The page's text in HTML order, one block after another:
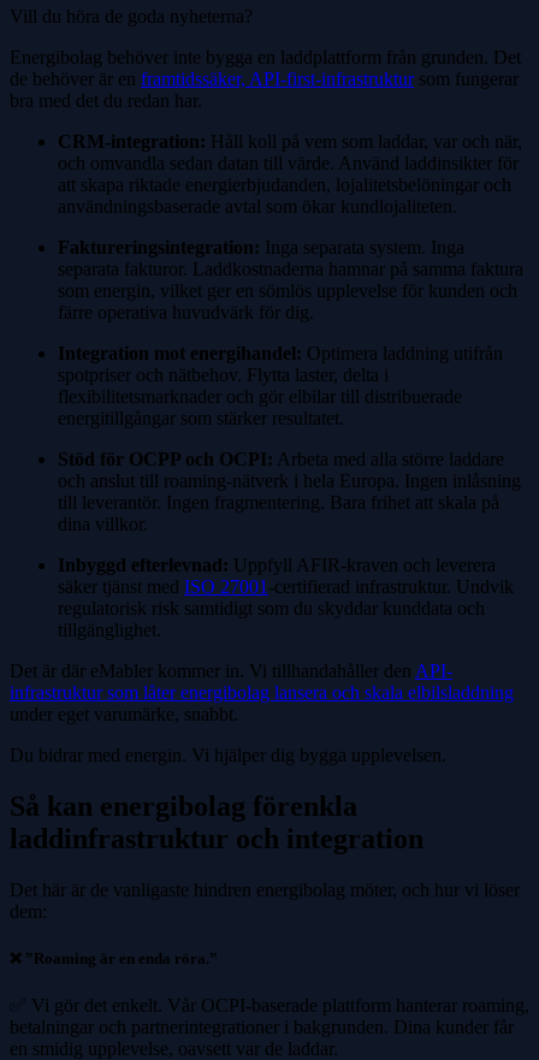
Vill du höra de goda nyheterna?
Energibolag behöver inte bygga en laddplattform från grunden. Det
de behöver är en framtidssäker, API-first-infrastruktursom fungerar
bra med det du redan har.
CRM-integration: Håll koll på vem som laddar, var och när,
och omvandla sedan datan till värde. Använd laddinsikter för
att skapa riktade energierbjudanden, lojalitetsbelöningar och
användningsbaserade avtal som ökar kundlojaliteten.
Faktureringsintegration: Inga separata system. Inga
separata fakturor. Laddkostnaderna hamnar på samma faktura
som energin, vilket ger en sömlös upplevelse för kunden och
färre operativa huvudvärk för dig.
Integration mot energihandel: Optimera laddning utifrån
spotpriser och nätbehov. Flytta laster, delta i
flexibilitetsmarknader och gör elbilar till distribuerade
energitillgångar som stärker resultatet.
Stöd för OCPP och OCPI: Arbeta med alla större laddare
och anslut till roaming-nätverk i hela Europa. Ingen inlåsning
till leverantör. Ingen fragmentering. Bara frihet att skala på
dina villkor.
Inbyggd efterlevnad: Uppfyll AFIR-kraven och leverera
säker tjänst med ISO 27001 -certifierad infrastruktur. Undvik
regulatorisk risk samtidigt som du skyddar kunddata och
tillgänglighet.
Det är där eMabler kommer in. Vi tillhandahåller den API-
infrastruktur som låter energibolag lansera och skala elbilsladdning
under eget varumärke, snabbt.
Du bidrar med energin. Vi hjälper dig bygga upplevelsen.
Så kan energibolag förenkla
laddinfrastruktur och integration
Det här är de vanligaste hindren energibolag möter, och hur vi löser
dem:
❌ ”Roaming är en enda röra.”
✅ Vi gör det enkelt. Vår OCPI-baserade plattform hanterar roaming,
betalningar och partnerintegrationer i bakgrunden. Dina kunder får
en smidig upplevelse, oavsett var de laddar.